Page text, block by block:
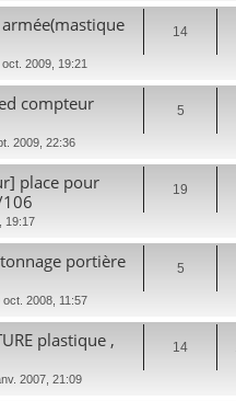
2009, 19:21
14
compteur
2009, 22:36
5
place pour
19:17
19
portière
oct. 2008, 11:57
5
plastique ,
2007, 21:09
14